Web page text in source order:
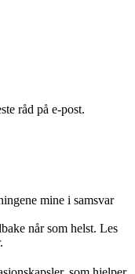
råd på e-post.
mine i samsvar
når som helst. Les